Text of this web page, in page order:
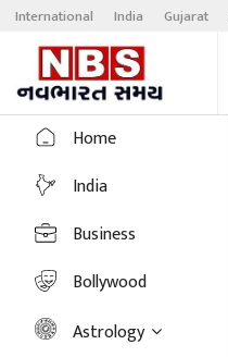
Skip
content
International India Gujarat
Home
India
Business
Bollywood
Astrology